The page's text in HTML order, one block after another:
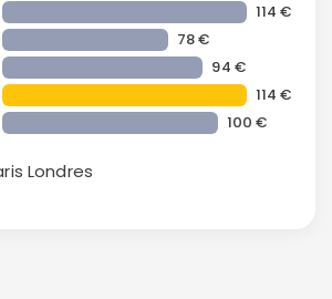
114 €
78 €
94 €
114 €
100 €
Londresvous par mail